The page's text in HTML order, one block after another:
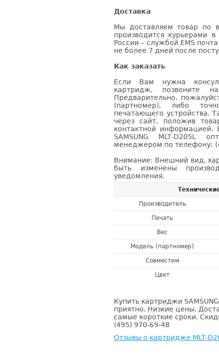
Доставка
Мы доставляем товар по
производится курьерами
России – службой EMS
не более 7 дней после
Как заказать
Если Вам нужна
картридж, позвоните
Предварительно,
(партномер), либо
печатающего устройства.
через сайт, положив
контактной информацией.
SAMSUNG MLT-D205L
менеджером по телефону:
Внимание: Внешний вид,
быть изменены
уведомления.
Производитель
Печать
Вес
Модель (партномер)
Совместим
Цвет
Купить картриджи
приятно. Низкие цены.
самые короткие сроки.
(495) 970-69-48
Отзывы о картридже MLT-